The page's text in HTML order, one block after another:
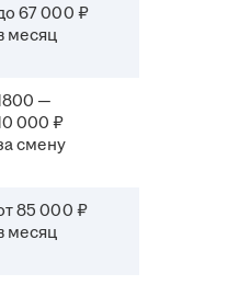
67 000 ₽
месяц
—
000 ₽
смену
85 000 ₽
месяц